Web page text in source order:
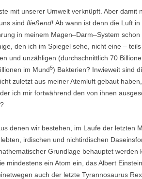
mit unserer Umwelt verknüpft. Aber damit
sind fließend! Ab wann ist denn die Luft
in meinem Magen–Darm–System schon
den ich im Spiegel sehe, nicht eine –
und unzähligen (durchschnittlich 70
im Mund5) Bakterien? Inwieweit sind
zuletzt aus meiner Atemluft gebaut
ich mir fortwährend den von ihnen
denen wir bestehen, im Laufe der letzten
irdischen und nichtirdischen
Grundlage behauptet werden
mindestens ein Atom ein, das Albert
auch der letzte Tyrannosaurus